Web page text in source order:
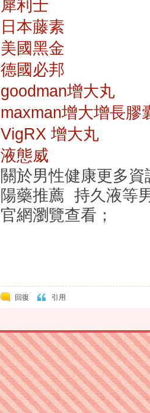
犀利士
日本藤素
美國黑金
德國必邦
goodman增大丸
maxman增大增長膠
VigRX 增大丸
液態威
關於男性健康更多
陽藥推薦 持久液等
官網瀏覽查看；
回復 引用